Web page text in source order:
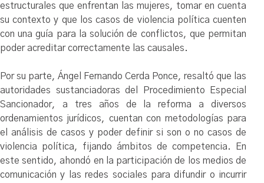
estructurales que enfrentan las mujeres, tomar en cuenta
su contexto y que los casos de violencia política cuenten
con una guía para la solución de conflictos, que permitan
poder acreditar correctamente las causales.
Por su parte, Ángel Fernando Cerda Ponce, resaltó que las
autoridades sustanciadoras del Procedimiento Especial
Sancionador, a tres años de la reforma a diversos
ordenamientos jurídicos, cuentan con metodologías para
el análisis de casos y poder definir si son o no casos de
violencia política, fijando ámbitos de competencia. En
este sentido, ahondó en la participación de los medios de
comunicación y las redes sociales para difundir o incurrir